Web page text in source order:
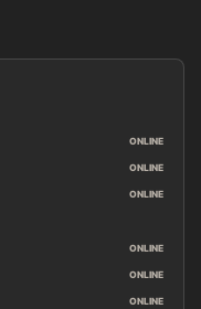
ONLINE
ONLINE
ONLINE
ONLINE
ONLINE
ONLINE